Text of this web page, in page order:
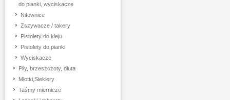
do pianki, wyciskacze
Nitownice
Zszywacze / takery
Pistolety do kleju
Pistolety do pianki
Wyciskacze
Piły, brzeszczoty, dłuta
Młotki,Siekiery
Taśmy miernicze